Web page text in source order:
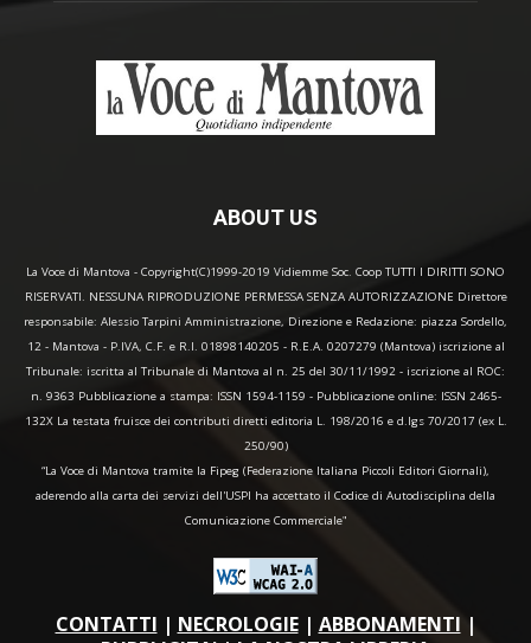
ABOUT US
La Voce di Mantova - Copyright(C)1999-2019 Vidiemme Soc. Coop TUTTI I DIRITTI SONO
RISERVATI. NESSUNA RIPRODUZIONE PERMESSA SENZA AUTORIZZAZIONE Direttore
responsabile: Alessio Tarpini Amministrazione, Direzione e Redazione: piazza Sordello,
12 - Mantova - P.IVA, C.F. e R.I. 01898140205 - R.E.A. 0207279 (Mantova) iscrizione al
Tribunale: iscritta al Tribunale di Mantova al n. 25 del 30/11/1992 - iscrizione al ROC:
n. 9363 Pubblicazione a stampa: ISSN 1594-1159 - Pubblicazione online: ISSN 2465-
132X La testata fruisce dei contributi diretti editoria L. 198/2016 e d.lgs 70/2017 (ex L.
250/90)
“La Voce di Mantova tramite la Fipeg (Federazione Italiana Piccoli Editori Giornali),
aderendo alla carta dei servizi dell'USPI ha accettato il Codice di Autodisciplina della
Comunicazione Commerciale"
CONTATTI | NECROLOGIE| ABBONAMENTI |